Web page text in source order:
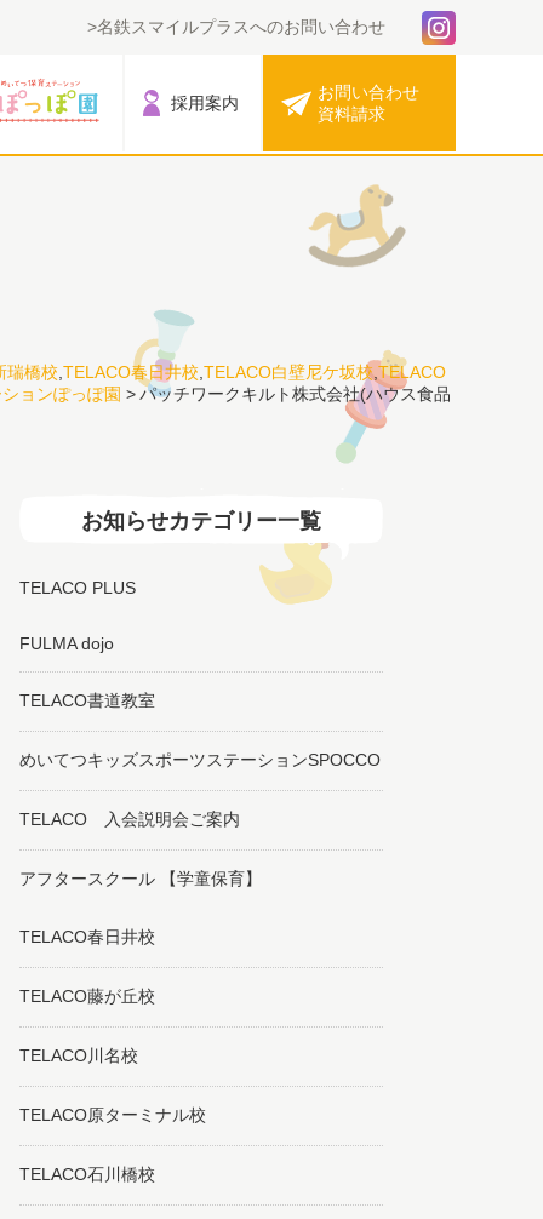
名鉄スマイルプラスへのお問い合わせ
採用案内
お問い合わせ
資料請求
瑞橋校 TELACO春日井校 TELACO白壁尼ケ坂校 TELACO
ョンぽっぽ園 >パッチワークキルト株式会社(ハウス食品
お知らせカテゴリー一覧
TELACO PLUS
FULMA dojo
TELACO書道教室
めいてつキッズスポーツステーションSPOCCO
TELACO 入会説明会ご案内
アフタースクール 【学童保育】
TELACO春日井校
TELACO藤が丘校
TELACO川名校
TELACO原ターミナル校
TELACO石川橋校